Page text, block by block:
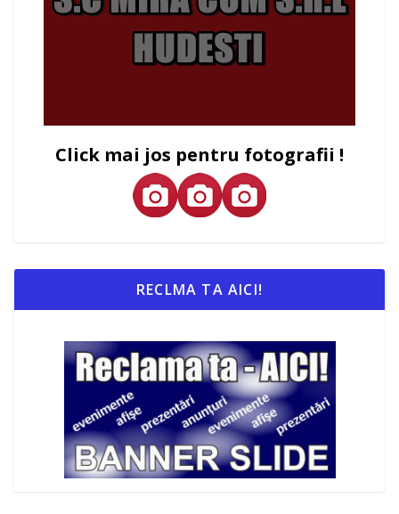
Click mai jos pentru fotografii !
RECLMA TA AICI!